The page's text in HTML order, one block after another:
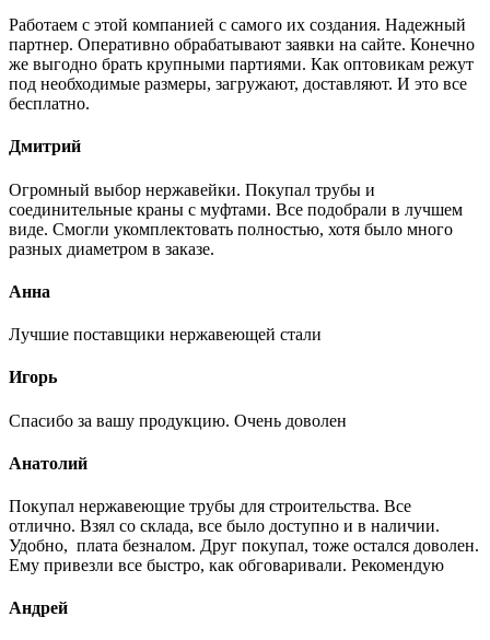
Работаем с этой компанией с самого их создания. Надежный
партнер. Оперативно обрабатывают заявки на сайте. Конечно
же выгодно брать крупными партиями. Как оптовикам режут
под необходимые размеры, загружают, доставляют. И это все
бесплатно.
Дмитрий
Огромный выбор нержавейки. Покупал трубы и
соединительные краны с муфтами. Все подобрали в лучшем
виде. Смогли укомплектовать полностью, хотя было много
разных диаметром в заказе.
Анна
Лучшие поставщики нержавеющей стали
Игорь
Спасибо за вашу продукцию. Очень доволен
Анатолий
Покупал нержавеющие трубы для строительства. Все
отлично. Взял со склада, все было доступно и в наличии.
Удобно, плата безналом. Друг покупал, тоже остался доволен.
Ему привезли все быстро, как обговаривали. Рекомендую
Андрей